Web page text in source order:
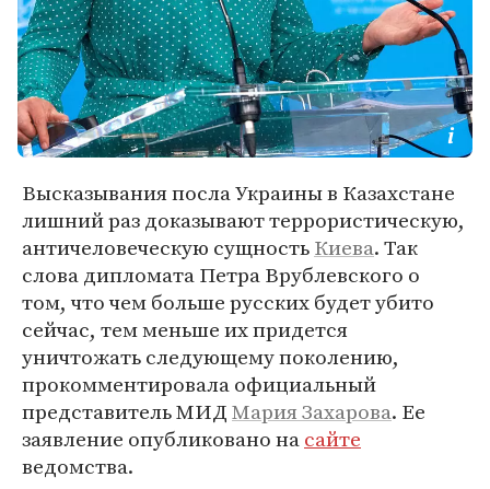
Высказывания посла Украины в Казахстане
лишний раз доказывают террористическую,
античеловеческую сущностьКиева. Так
слова дипломата Петра Врублевского о
том, что чем больше русских будет убито
сейчас, тем меньше их придется
уничтожать следующему поколению,
прокомментировала официальный
представитель МИДМария Захарова. Ее
заявление опубликовано насайте
ведомства.